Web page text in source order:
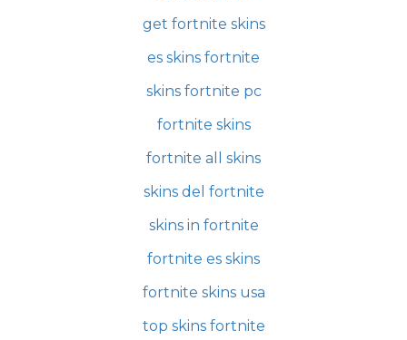
get fortnite skins
es skins fortnite
skins fortnite pc
fortnite skins
fortnite all skins
skins del fortnite
skins in fortnite
fortnite es skins
fortnite skins usa
top skins fortnite